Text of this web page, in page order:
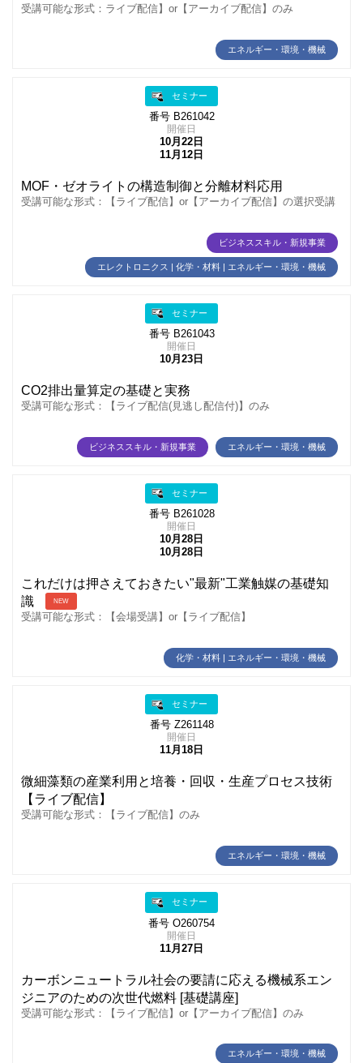
受講可能な形式：ライブ配信】or【アーカイブ配信】のみ
エネルギー・環境・機械
セミナー
番号 B261042
開催日
10月22日
11月12日
MOF・ゼオライトの構造制御と分離材料応用
受講可能な形式：【ライブ配信】or【アーカイブ配信】の選択受講
ビジネススキル・新規事業
エレクトロニクス | 化学・材料 | エネルギー・環境・機械
セミナー
番号 B261043
開催日
10月23日
CO2排出量算定の基礎と実務
受講可能な形式：【ライブ配信(見逃し配信付)】のみ
ビジネススキル・新規事業 エネルギー・環境・機械
セミナー
番号 B261028
開催日
10月28日
10月28日
これだけは押さえておきたい"最新"工業触媒の基礎知
識
NEW
受講可能な形式：【会場受講】or【ライブ配信】
化学・材料 | エネルギー・環境・機械
セミナー
番号 Z261148
開催日
11月18日
微細藻類の産業利用と培養・回収・生産プロセス技術
【ライブ配信】
受講可能な形式：【ライブ配信】のみ
エネルギー・環境・機械
セミナー
番号 O260754
開催日
11月27日
カーボンニュートラル社会の要請に応える機械系エン
ジニアのための次世代燃料 [基礎講座]
受講可能な形式：【ライブ配信】or【アーカイブ配信】のみ
エネルギー・環境・機械